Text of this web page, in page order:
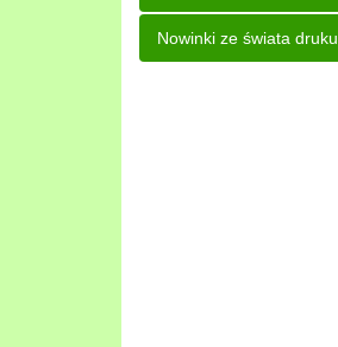
Nowinki ze świata druku